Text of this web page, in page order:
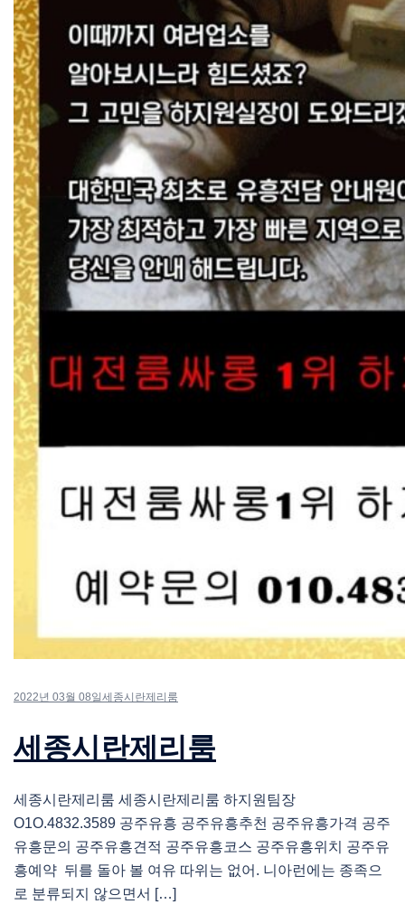
2022년 03월 08일 세종시란제리룸
세종시란제리룸
세종시란제리룸 세종시란제리룸 하지원팀장
O1O.4832.3589 공주유흥 공주유흥추천 공주유흥가격 공주
유흥문의 공주유흥견적 공주유흥코스 공주유흥위치 공주유
흥예약 뒤를 돌아 볼 여유 따위는 없어. 니아런에는 종족으
로 분류되지 않으면서 […]